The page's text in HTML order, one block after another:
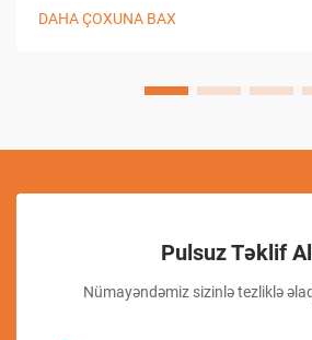
birləşmiş...
DAHA ÇOXUNA BAX
Pulsuz Təklif
Nümayəndəmiz sizinlə tezliklə